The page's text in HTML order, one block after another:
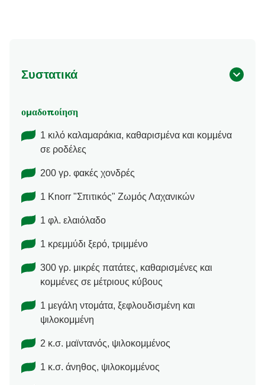
Συστατικά
ομαδοποίηση
1 κιλό καλαμαράκια, καθαρισμένα και κομμένα
σε ροδέλες
200 γρ. φακές χονδρές
1 Knorr "Σπιτικός" Ζωμός Λαχανικών
1 φλ. ελαιόλαδο
1 κρεμμύδι ξερό, τριμμένο
300 γρ. μικρές πατάτες, καθαρισμένες και
κομμένες σε μέτριους κύβους
1 μεγάλη ντομάτα, ξεφλουδισμένη και
ψιλοκομμένη
2 κ.σ. μαϊντανός, ψιλοκομμένος
1 κ.σ. άνηθος, ψιλοκομμένος